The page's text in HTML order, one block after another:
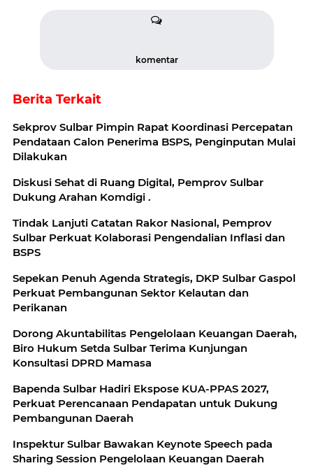
komentar
Berita Terkait
Sekprov Sulbar Pimpin Rapat Koordinasi Percepatan
Pendataan Calon Penerima BSPS, Penginputan Mulai
Dilakukan
‎Diskusi Sehat di Ruang Digital, Pemprov Sulbar
Dukung Arahan Komdigi .
Tindak Lanjuti Catatan Rakor Nasional, Pemprov
Sulbar Perkuat Kolaborasi Pengendalian Inflasi dan
BSPS
Sepekan Penuh Agenda Strategis, DKP Sulbar Gaspol
Perkuat Pembangunan Sektor Kelautan dan
Perikanan
Dorong Akuntabilitas Pengelolaan Keuangan Daerah,
Biro Hukum Setda Sulbar Terima Kunjungan
Konsultasi DPRD Mamasa
Bapenda Sulbar Hadiri Ekspose KUA-PPAS 2027,
Perkuat Perencanaan Pendapatan untuk Dukung
Pembangunan Daerah
Inspektur Sulbar Bawakan Keynote Speech pada
Sharing Session Pengelolaan Keuangan Daerah